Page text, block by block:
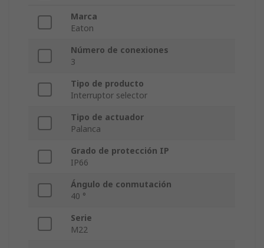
Marca
Eaton
Número de conexiones
3
Tipo de producto
Interruptor selector
Tipo de actuador
Palanca
Grado de protección IP
IP66
Ángulo de conmutación
40 °
Serie
M22